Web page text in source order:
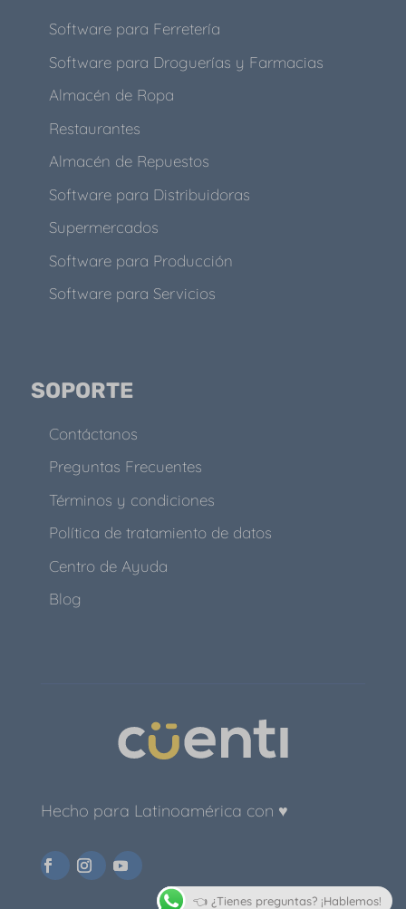
Software para Ferretería
Software para Droguerías y Farmacias
Almacén de Ropa
Restaurantes
Almacén de Repuestos
Software para Distribuidoras
Supermercados
Software para Producción
Software para Servicios
SOPORTE
Contáctanos
Preguntas Frecuentes
Términos y condiciones
Política de tratamiento de datos
Centro de Ayuda
Blog
Hecho para Latinoamérica con ♥
👈 ¿Tienes preguntas? ¡Hablemos!